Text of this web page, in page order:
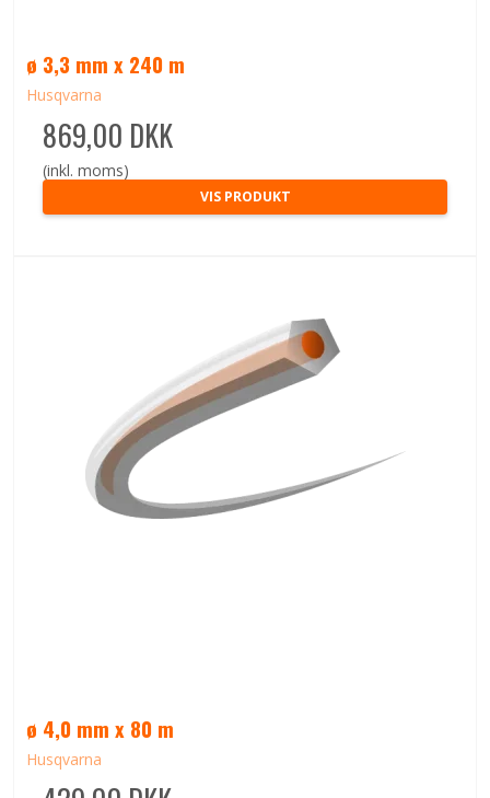
ø 3,3 mm x 240 m
Husqvarna
869,00 DKK
(inkl. moms)
VIS PRODUKT
ø 4,0 mm x 80 m
Husqvarna